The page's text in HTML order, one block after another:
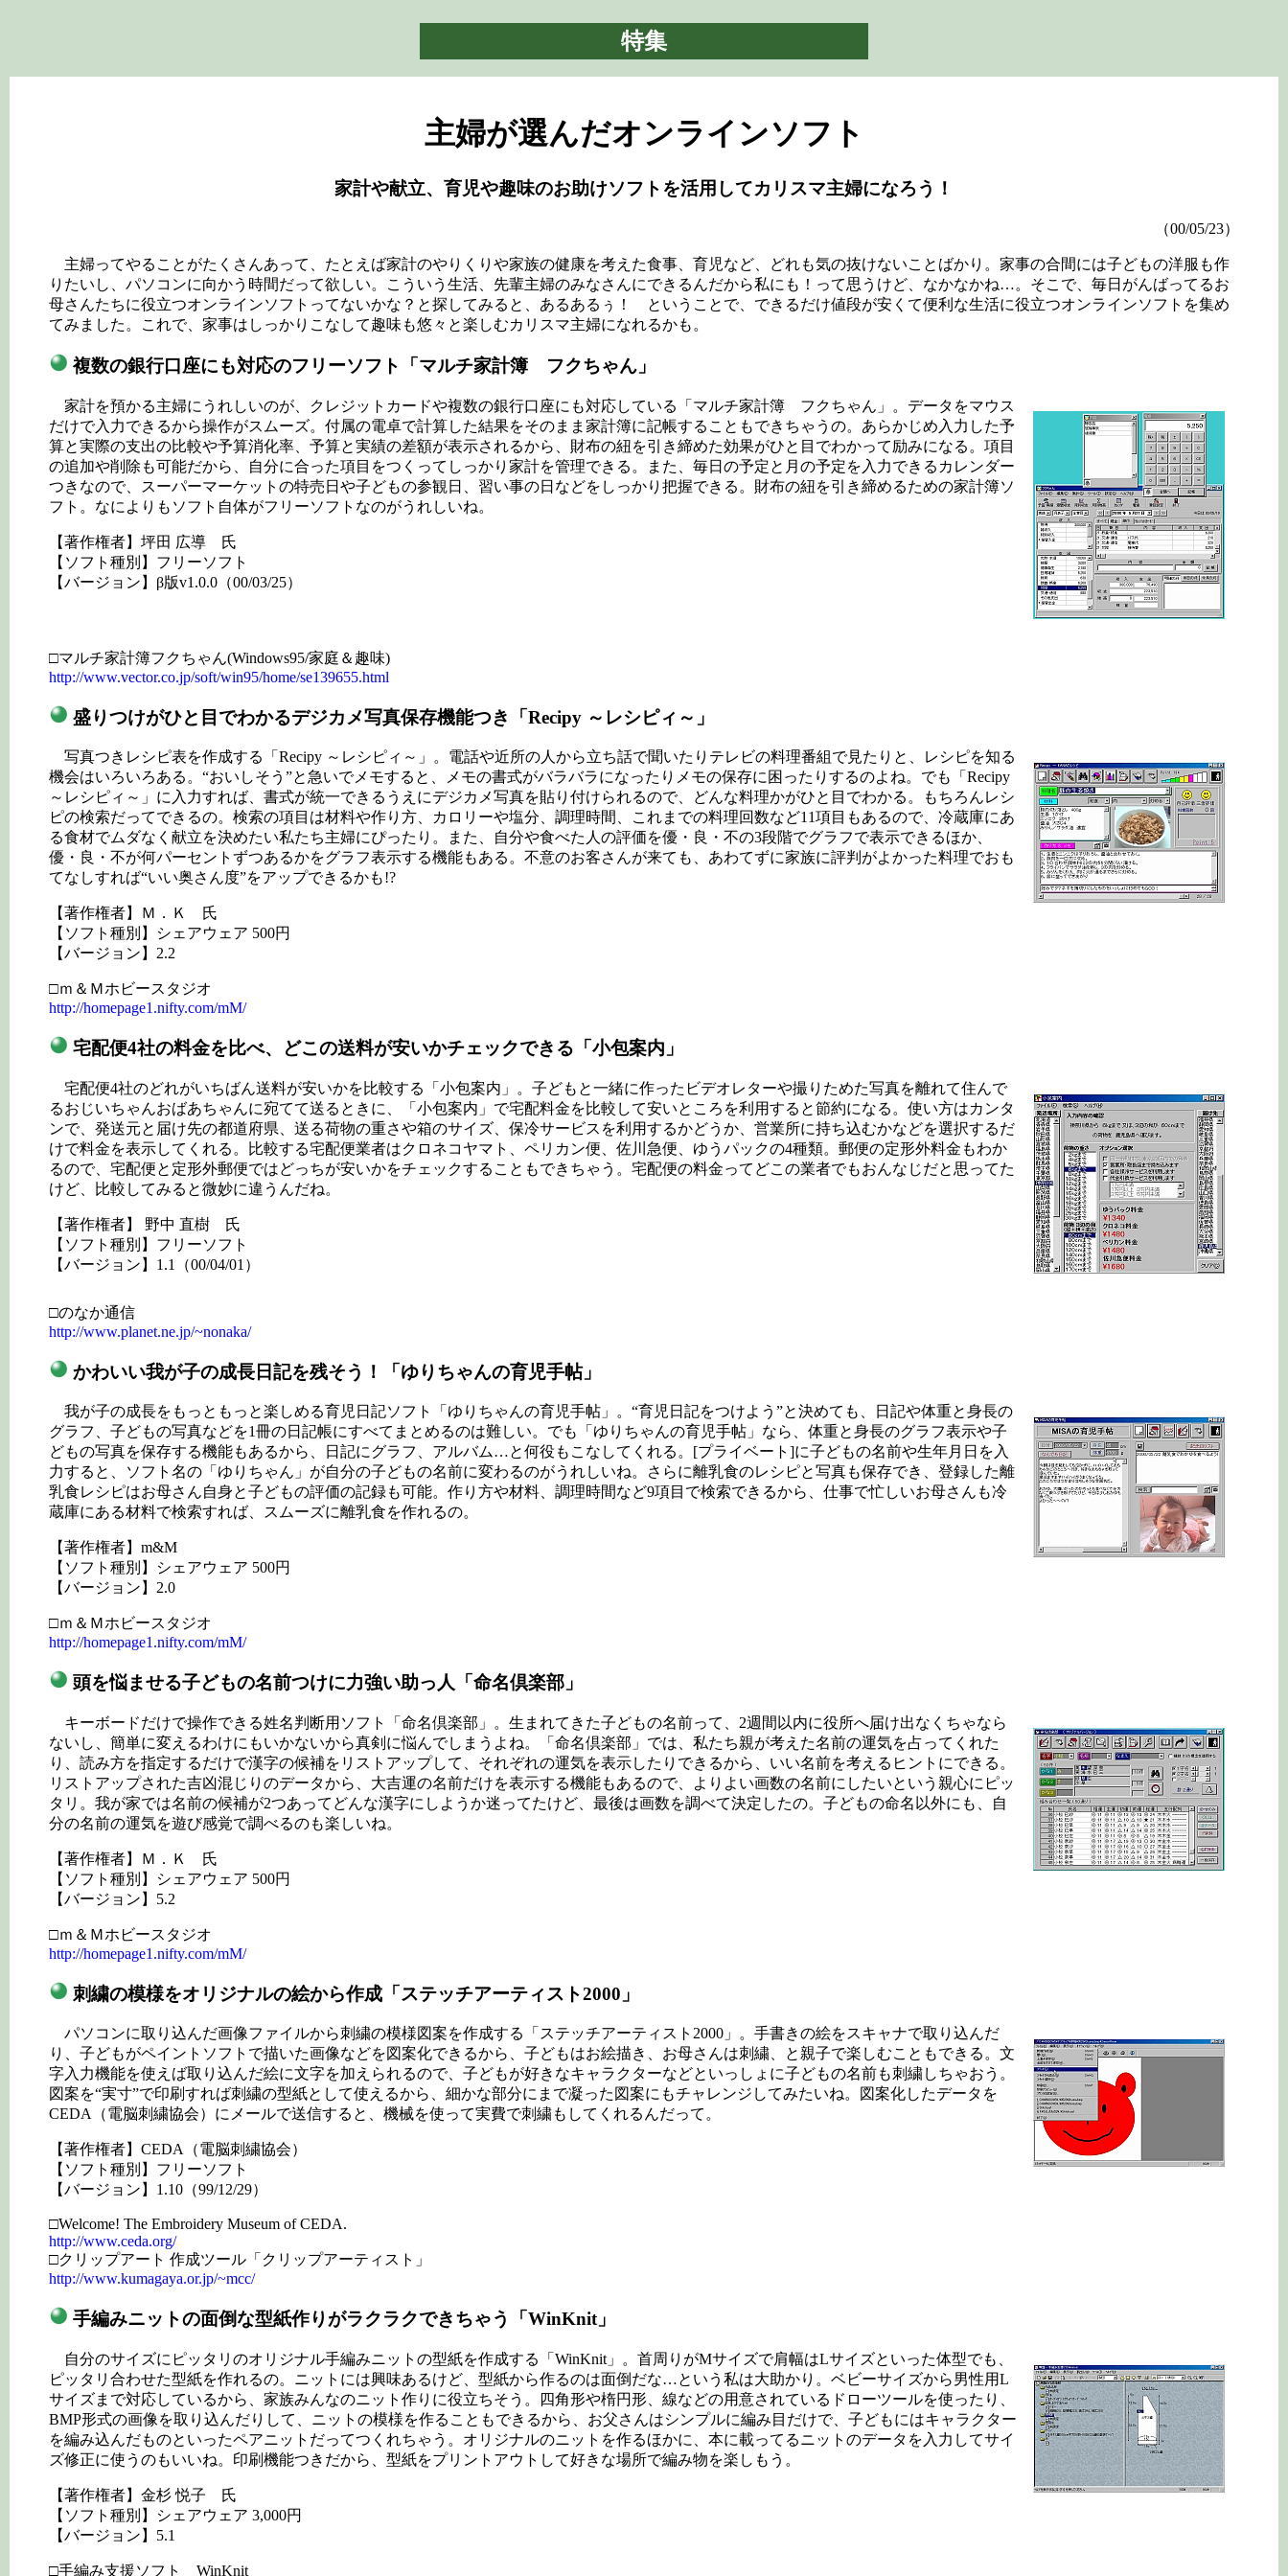
特集
主婦が選んだオンラインソフト
家計や献立、育児や趣味のお助けソフトを活用してカリスマ主婦になろう！
（00/05/23）
主婦ってやることがたくさんあって、たとえば家計のやりくりや家族の健康を考えた食事、育児など、どれも気の抜けないことばかり。家事の合間には子どもの洋服も作
りたいし、パソコンに向かう時間だって欲しい。こういう生活、先輩主婦のみなさんにできるんだから私にも！って思うけど、なかなかね…。そこで、毎日がんばってるお
母さんたちに役立つオンラインソフトってないかな？と探してみると、あるあるぅ！ ということで、できるだけ値段が安くて便利な生活に役立つオンラインソフトを集め
てみました。これで、家事はしっかりこなして趣味も悠々と楽しむカリスマ主婦になれるかも。
複数の銀行口座にも対応のフリーソフト「マルチ家計簿 フクちゃん」
家計を預かる主婦にうれしいのが、クレジットカードや複数の銀行口座にも対応している「マルチ家計簿 フクちゃん」。データをマウス
だけで入力できるから操作がスムーズ。付属の電卓で計算した結果をそのまま家計簿に記帳することもできちゃうの。あらかじめ入力した予
算と実際の支出の比較や予算消化率、予算と実績の差額が表示されるから、財布の紐を引き締めた効果がひと目でわかって励みになる。項目
の追加や削除も可能だから、自分に合った項目をつくってしっかり家計を管理できる。また、毎日の予定と月の予定を入力できるカレンダー
つきなので、スーパーマーケットの特売日や子どもの参観日、習い事の日などをしっかり把握できる。財布の紐を引き締めるための家計簿ソ
フト。なによりもソフト自体がフリーソフトなのがうれしいね。
【著作権者】坪田 広導 氏
【ソフト種別】フリーソフト
【バージョン】β版v1.0.0（00/03/25）
□マルチ家計簿フクちゃん(Windows95/家庭＆趣味)
http://www.vector.co.jp/soft/win95/home/se139655.html
盛りつけがひと目でわかるデジカメ写真保存機能つき「Recipy ～レシピィ～」
写真つきレシピ表を作成する「Recipy ～レシピィ～」。電話や近所の人から立ち話で聞いたりテレビの料理番組で見たりと、レシピを知る
機会はいろいろある。“おいしそう”と急いでメモすると、メモの書式がバラバラになったりメモの保存に困ったりするのよね。でも「Recipy
～レシピィ～」に入力すれば、書式が統一できるうえにデジカメ写真を貼り付けられるので、どんな料理かがひと目でわかる。もちろんレシ
ピの検索だってできるの。検索の項目は材料や作り方、カロリーや塩分、調理時間、これまでの料理回数など11項目もあるので、冷蔵庫にあ
る食材でムダなく献立を決めたい私たち主婦にぴったり。また、自分や食べた人の評価を優・良・不の3段階でグラフで表示できるほか、
優・良・不が何パーセントずつあるかをグラフ表示する機能もある。不意のお客さんが来ても、あわてずに家族に評判がよかった料理でおも
てなしすれば“いい奥さん度”をアップできるかも!?
【著作権者】Ｍ．Ｋ 氏
【ソフト種別】シェアウェア 500円
【バージョン】2.2
□ｍ＆Ｍホビースタジオ
http://homepage1.nifty.com/mM/
宅配便4社の料金を比べ、どこの送料が安いかチェックできる「小包案内」
宅配便4社のどれがいちばん送料が安いかを比較する「小包案内」。子どもと一緒に作ったビデオレターや撮りためた写真を離れて住んで
るおじいちゃんおばあちゃんに宛てて送るときに、「小包案内」で宅配料金を比較して安いところを利用すると節約になる。使い方はカンタ
ンで、発送元と届け先の都道府県、送る荷物の重さや箱のサイズ、保冷サービスを利用するかどうか、営業所に持ち込むかなどを選択するだ
けで料金を表示してくれる。比較する宅配便業者はクロネコヤマト、ペリカン便、佐川急便、ゆうパックの4種類。郵便の定形外料金もわか
るので、宅配便と定形外郵便ではどっちが安いかをチェックすることもできちゃう。宅配便の料金ってどこの業者でもおんなじだと思ってた
けど、比較してみると微妙に違うんだね。
【著作権者】 野中 直樹 氏
【ソフト種別】フリーソフト
【バージョン】1.1（00/04/01）
□のなか通信
http://www.planet.ne.jp/~nonaka/
かわいい我が子の成長日記を残そう！「ゆりちゃんの育児手帖」
我が子の成長をもっともっと楽しめる育児日記ソフト「ゆりちゃんの育児手帖」。“育児日記をつけよう”と決めても、日記や体重と身長の
グラフ、子どもの写真などを1冊の日記帳にすべてまとめるのは難しい。でも「ゆりちゃんの育児手帖」なら、体重と身長のグラフ表示や子
どもの写真を保存する機能もあるから、日記にグラフ、アルバム…と何役もこなしてくれる。[プライベート]に子どもの名前や生年月日を入
力すると、ソフト名の「ゆりちゃん」が自分の子どもの名前に変わるのがうれしいね。さらに離乳食のレシピと写真も保存でき、登録した離
乳食レシピはお母さん自身と子どもの評価の記録も可能。作り方や材料、調理時間など9項目で検索できるから、仕事で忙しいお母さんも冷
蔵庫にある材料で検索すれば、スムーズに離乳食を作れるの。
【著作権者】m&M
【ソフト種別】シェアウェア 500円
【バージョン】2.0
□ｍ＆Ｍホビースタジオ
http://homepage1.nifty.com/mM/
頭を悩ませる子どもの名前つけに力強い助っ人「命名倶楽部」
キーボードだけで操作できる姓名判断用ソフト「命名倶楽部」。生まれてきた子どもの名前って、2週間以内に役所へ届け出なくちゃなら
ないし、簡単に変えるわけにもいかないから真剣に悩んでしまうよね。「命名倶楽部」では、私たち親が考えた名前の運気を占ってくれた
り、読み方を指定するだけで漢字の候補をリストアップして、それぞれの運気を表示したりできるから、いい名前を考えるヒントにできる。
リストアップされた吉凶混じりのデータから、大吉運の名前だけを表示する機能もあるので、よりよい画数の名前にしたいという親心にピッ
タリ。我が家では名前の候補が2つあってどんな漢字にしようか迷ってたけど、最後は画数を調べて決定したの。子どもの命名以外にも、自
分の名前の運気を遊び感覚で調べるのも楽しいね。
【著作権者】Ｍ．Ｋ 氏
【ソフト種別】シェアウェア 500円
【バージョン】5.2
□ｍ＆Ｍホビースタジオ
http://homepage1.nifty.com/mM/
刺繍の模様をオリジナルの絵から作成「ステッチアーティスト2000」
パソコンに取り込んだ画像ファイルから刺繍の模様図案を作成する「ステッチアーティスト2000」。手書きの絵をスキャナで取り込んだ
り、子どもがペイントソフトで描いた画像などを図案化できるから、子どもはお絵描き、お母さんは刺繍、と親子で楽しむこともできる。文
字入力機能を使えば取り込んだ絵に文字を加えられるので、子どもが好きなキャラクターなどといっしょに子どもの名前も刺繍しちゃおう。
図案を“実寸”で印刷すれば刺繍の型紙として使えるから、細かな部分にまで凝った図案にもチャレンジしてみたいね。図案化したデータを
CEDA（電脳刺繍協会）にメールで送信すると、機械を使って実費で刺繍もしてくれるんだって。
【著作権者】CEDA（電脳刺繍協会）
【ソフト種別】フリーソフト
【バージョン】1.10（99/12/29）
□Welcome! The Embroidery Museum of CEDA.
http://www.ceda.org/
□クリップアート 作成ツール「クリップアーティスト」
http://www.kumagaya.or.jp/~mcc/
手編みニットの面倒な型紙作りがラクラクできちゃう「WinKnit」
自分のサイズにピッタリのオリジナル手編みニットの型紙を作成する「WinKnit」。首周りがMサイズで肩幅はLサイズといった体型でも、
ピッタリ合わせた型紙を作れるの。ニットには興味あるけど、型紙から作るのは面倒だな…という私は大助かり。ベビーサイズから男性用L
サイズまで対応しているから、家族みんなのニット作りに役立ちそう。四角形や楕円形、線などの用意されているドローツールを使ったり、
BMP形式の画像を取り込んだりして、ニットの模様を作ることもできるから、お父さんはシンプルに編み目だけで、子どもにはキャラクター
を編み込んだものといったペアニットだってつくれちゃう。オリジナルのニットを作るほかに、本に載ってるニットのデータを入力してサイ
ズ修正に使うのもいいね。印刷機能つきだから、型紙をプリントアウトして好きな場所で編み物を楽しもう。
【著作権者】金杉 悦子 氏
【ソフト種別】シェアウェア 3,000円
【バージョン】5.1
□手編み支援ソフト WinKnit